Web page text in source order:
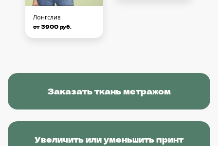
Лонгслив
от 3900 руб.
Заказать ткань метражом
Увеличить или уменьшить принт